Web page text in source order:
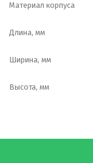
Материал корпуса
Длина, мм
Ширина, мм
Высота, мм